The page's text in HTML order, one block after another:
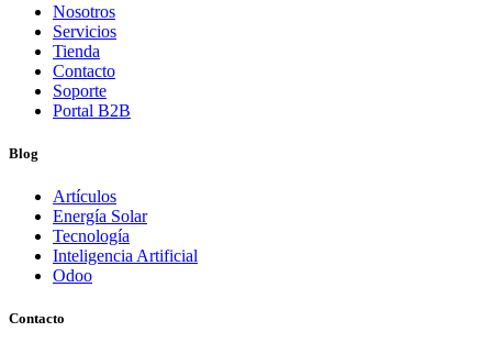
Nosotros
Servicios
Tienda
Contacto
Soporte
Portal B2B
Blog
Artículos
Energía Solar
Tecnología
Inteligencia Artificial
Odoo
Contacto